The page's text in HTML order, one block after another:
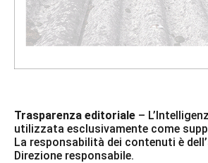
Trasparenza editoriale –
utilizzata esclusivamente come
La responsabilità dei contenuti è
Direzione responsabile.